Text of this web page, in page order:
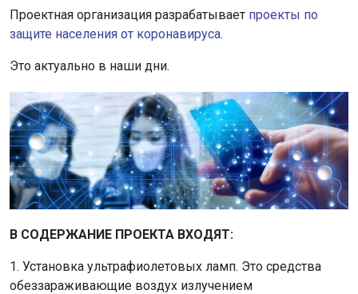
Проектная организация разрабатывает проекты по
защите населения от коронавируса.
Это актуально в наши дни.
В СОДЕРЖАНИЕ ПРОЕКТА ВХОДЯТ:
1. Установка ультрафиолетовых ламп. Это средства
обеззараживающие воздух излучением